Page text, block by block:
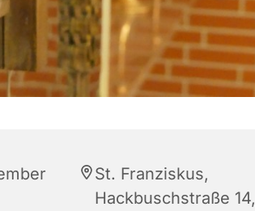
St. Franziskus,
Hackbuschstraße 14,